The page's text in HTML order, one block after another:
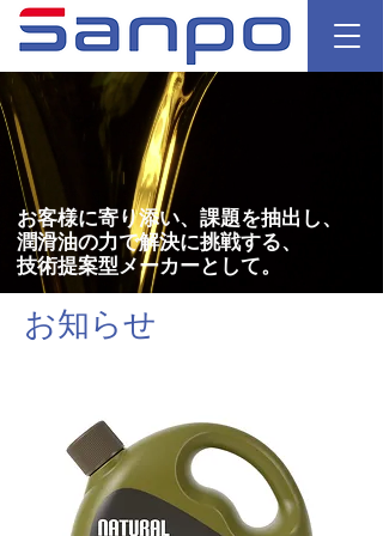
お客様に寄り添い、課題を抽出し、
潤滑油の力で解決に挑戦する、
技術提案型メーカーとして。
お知らせ